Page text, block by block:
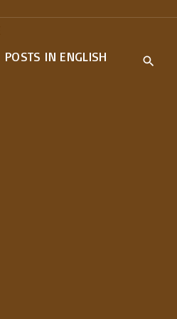
POSTS IN ENGLISH